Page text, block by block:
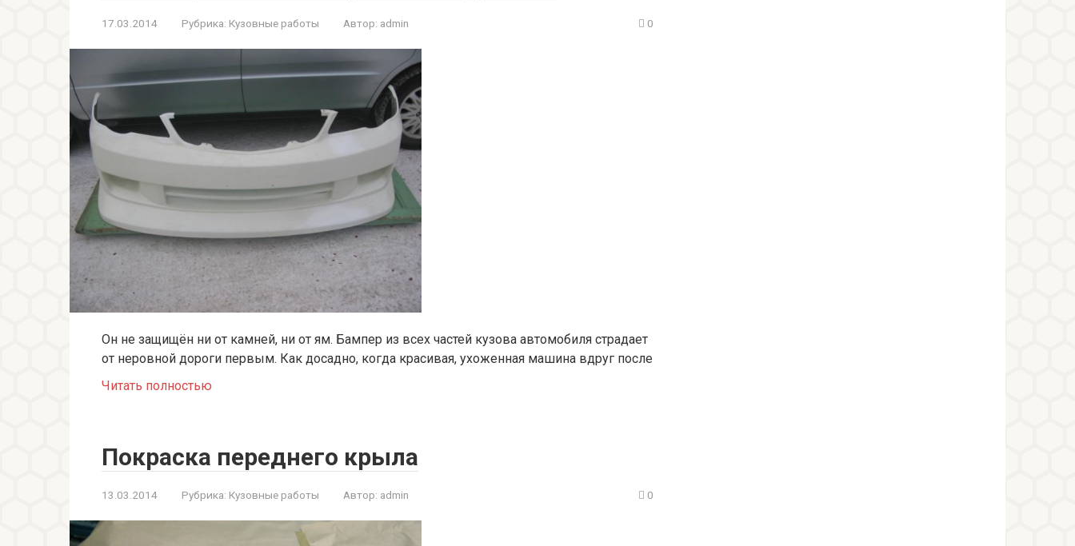
17.03.2014 Рубрика: Кузовные работы Автор: admin 0
Он не защищён ни от камней, ни от ям. Бампер из всех частей кузова автомобиля страдает
от неровной дороги первым. Как досадно, когда красивая, ухоженная машина вдруг после
Читать полностью
Покраска переднего крыла
13.03.2014 Рубрика: Кузовные работы Автор: admin 0